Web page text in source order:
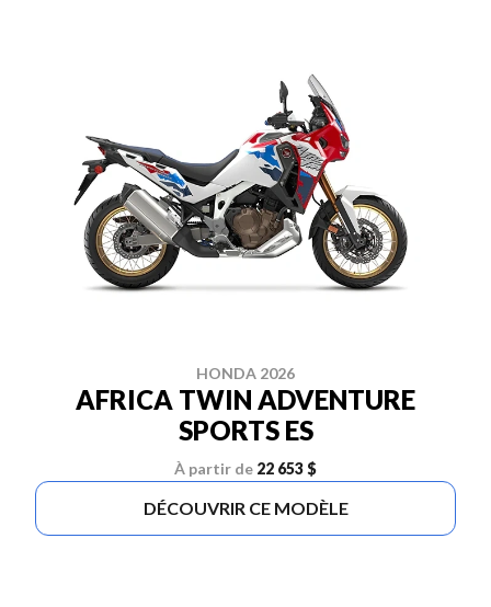
HONDA 2026
AFRICA TWIN ADVENTURE
SPORTS ES
À partir de 22 653 $
DÉCOUVRIR CE MODÈLE